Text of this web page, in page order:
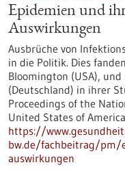
Epidemien und
Auswirkungen
Ausbrüche von
in die Politik. Dies
Bloomington (USA),
(Deutschland) in ihrer
Proceedings of the
United States of
https://
bw.de/fachbeitrag/pm/
auswirkungen